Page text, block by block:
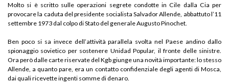
Molto si è scritto sulle operazioni segrete condotte in Cile dalla Cia per
provocare la caduta del presidente socialista Salvador Allende, abbattuto l’11
settembre 1973 dal colpo di Stato del generale Augusto Pinochet.
Ben poco si sa invece dell’attività parallela svolta nel Paese andino dallo
spionaggio sovietico per sostenere Unidad Popular, il fronte delle sinistre.
Ora però dalle carte riservate del Kgb giunge una novità importante: lo stesso
Allende, a quanto pare, era un contatto confidenziale degli agenti di Mosca,
dai quali ricevette ingenti somme di denaro.